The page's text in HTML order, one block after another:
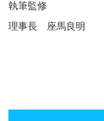
執筆監修
理事長 座馬良明